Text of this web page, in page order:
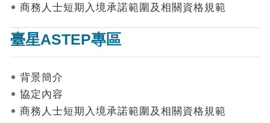
首
網
站
覽
絡
商務人士短期入境承諾範圍及相關資格規範
臺星ASTEP專區
背景簡介
協定內容
商務人士短期入境承諾範圍及相關資格規範